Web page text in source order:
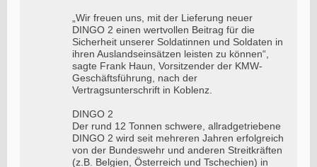
„Wir freuen uns, mit der Lieferung neuer
DINGO 2 einen wertvollen Beitrag für die
Sicherheit unserer Soldatinnen und Soldaten in
ihren Auslandseinsätzen leisten zu können“,
sagte Frank Haun, Vorsitzender der KMW-
Geschäftsführung, nach der
Vertragsunterschrift in Koblenz.
DINGO 2
Der rund 12 Tonnen schwere, allradgetriebene
DINGO 2 wird seit mehreren Jahren erfolgreich
von der Bundeswehr und anderen Streitkräften
(z.B. Belgien, Österreich und Tschechien) in